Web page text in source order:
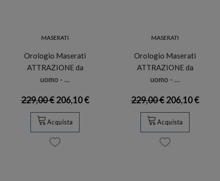
MASERATI
Orologio Maserati
ATTRAZIONE da
uomo - …
229,00 €206,10 €
Acquista
MASERATI
Orologio Maserati
ATTRAZIONE da
uomo - …
229,00 €206,10 €
Acquista